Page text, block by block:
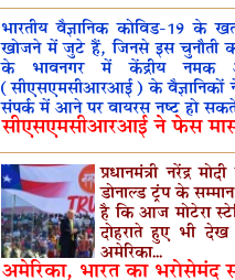
भारतीय वैज्ञानिक कोविड-19 के
खोजने में जुटे हैं, जिनसे इस चुनौती
के भावनगर में केंद्रीय नमक
(सीएसएमसीआरआई) के वैज्ञानिकों
संपर्क में आने पर वायरस नष्ट हो
सीएसएमसीआरआई ने फेस
प्रधानमंत्री नरेंद्र
डोनाल्ड ट्रंप के
है कि आज मोटेरा
दोहराते हुए भी देख
अमेरिका...
अमेरिका, भारत का भरोसेमंद